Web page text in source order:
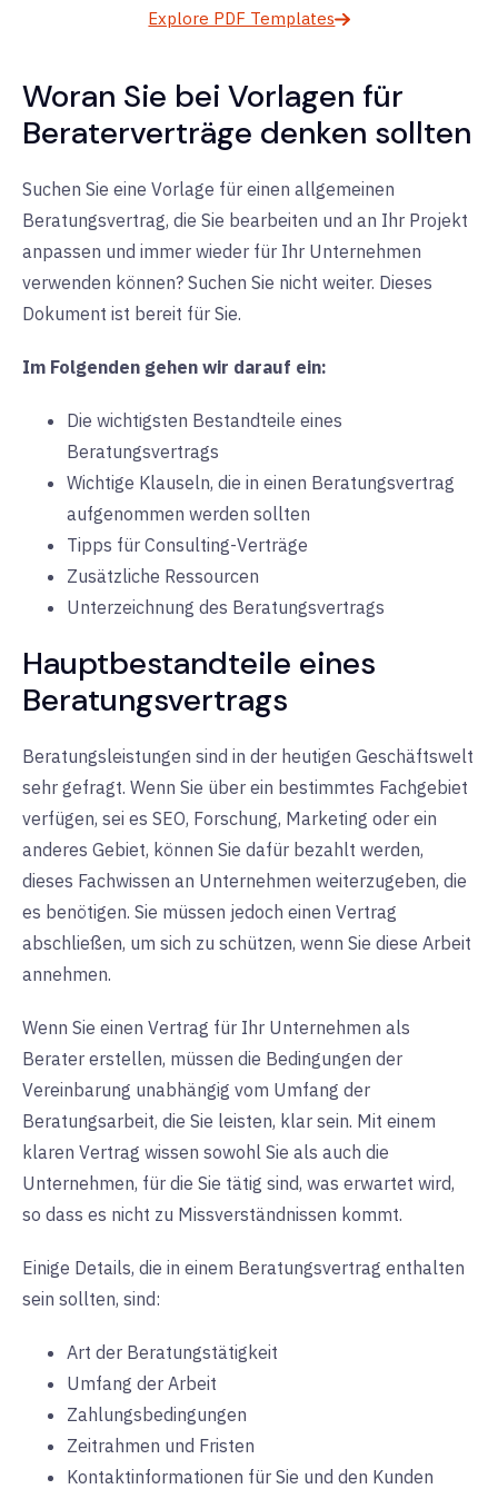
Explore PDF Templates
Woran Sie bei Vorlagen für
Beraterverträge denken sollten
Suchen Sie eine Vorlage für einen allgemeinen
Beratungsvertrag, die Sie bearbeiten und an Ihr Projekt
anpassen und immer wieder für Ihr Unternehmen
verwenden können? Suchen Sie nicht weiter. Dieses
Dokument ist bereit für Sie.
Im Folgenden gehen wir darauf ein:
Die wichtigsten Bestandteile eines
Beratungsvertrags
Wichtige Klauseln, die in einen Beratungsvertrag
aufgenommen werden sollten
Tipps für Consulting-Verträge
Zusätzliche Ressourcen
Unterzeichnung des Beratungsvertrags
Hauptbestandteile eines
Beratungsvertrags
Beratungsleistungen sind in der heutigen Geschäftswelt
sehr gefragt. Wenn Sie über ein bestimmtes Fachgebiet
verfügen, sei es SEO, Forschung, Marketing oder ein
anderes Gebiet, können Sie dafür bezahlt werden,
dieses Fachwissen an Unternehmen weiterzugeben, die
es benötigen. Sie müssen jedoch einen Vertrag
abschließen, um sich zu schützen, wenn Sie diese Arbeit
annehmen.
Wenn Sie einen Vertrag für Ihr Unternehmen als
Berater erstellen, müssen die Bedingungen der
Vereinbarung unabhängig vom Umfang der
Beratungsarbeit, die Sie leisten, klar sein. Mit einem
klaren Vertrag wissen sowohl Sie als auch die
Unternehmen, für die Sie tätig sind, was erwartet wird,
so dass es nicht zu Missverständnissen kommt.
Einige Details, die in einem Beratungsvertrag enthalten
sein sollten, sind:
Art der Beratungstätigkeit
Umfang der Arbeit
Zahlungsbedingungen
Zeitrahmen und Fristen
Kontaktinformationen für Sie und den Kunden